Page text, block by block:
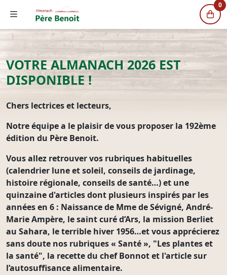
0
VOTRE ALMANACH 2026 EST
DISPONIBLE !
Chers lectrices et lecteurs,
Notre équipe a le plaisir de vous proposer la 192ème
édition du Père Benoit.
Vous allez retrouver vos rubriques habituelles
(calendrier lune et soleil, conseils de jardinage,
histoire régionale, conseils de santé…) et une
quinzaine d'articlesdont plusieurs inspirés par les
années en 6 : Naissance de Mme de Sévigné, André-
Marie Ampère, le saint curé d’Ars, la mission Berliet
au Sahara, le terrible hiver 1956…et vous apprécierez
sans doute nos rubriques « Santé », "Les plantes et
la santé", la recette du chef Bonnot et l'article sur
l’autosuffisance alimentaire.